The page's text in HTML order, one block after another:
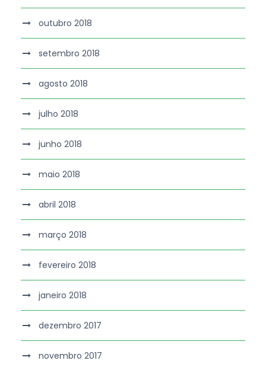
outubro 2018
setembro 2018
agosto 2018
julho 2018
junho 2018
maio 2018
abril 2018
março 2018
fevereiro 2018
janeiro 2018
dezembro 2017
novembro 2017